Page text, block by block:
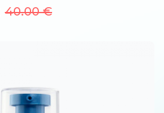
40.00 €